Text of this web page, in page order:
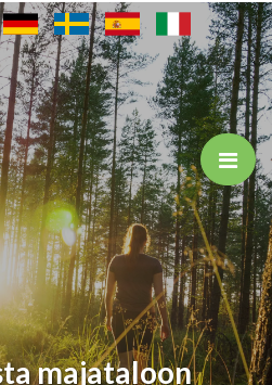
majataloon